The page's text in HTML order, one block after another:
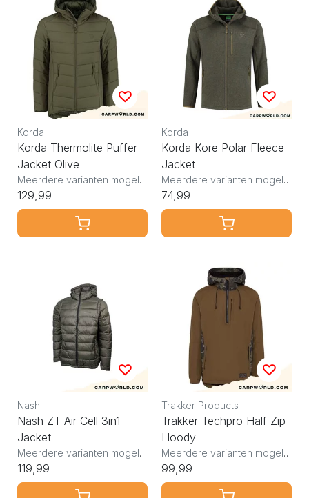
Korda
Korda Thermolite Puffer
Jacket Olive
Meerdere varianten mogelijk
129,99
Korda
Korda Kore Polar Fleece
Jacket
Meerdere varianten mogelijk
74,99
Nash
Nash ZT Air Cell 3in1
Jacket
Meerdere varianten mogelijk
119,99
Trakker Products
Trakker Techpro Half Zip
Hoody
Meerdere varianten mogelijk
99,99